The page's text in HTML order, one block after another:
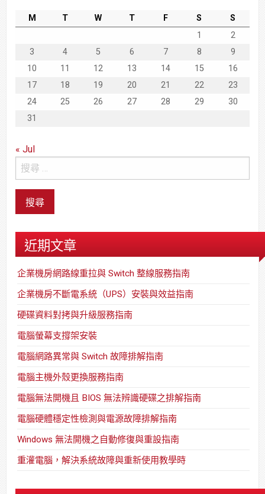
M T W T F S
S
1
2
3
4 5 6 7 8
9
10
11 12 13 14 15
16
17
18 19 20 21 22
23
24
25 26 27 28 29
30
31
« Jul
近期文章
企業機房網路線重拉與 Switch 整線服務指南
企業機房不斷電系統（UPS）安裝與效益指南
硬碟資料對拷與升級服務指南
電腦螢幕支撐架安裝
電腦網路異常與 Switch 故障排解指南
電腦主機外殼更換服務指南
電腦無法開機且 BIOS 無法辨識硬碟之排解指南
電腦硬體穩定性檢測與電源故障排解指南
Windows 無法開機之自動修復與重設指南
重灌電腦，解決系統故障與重新使用教學時